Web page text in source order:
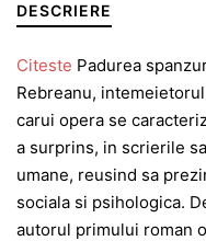
DESCRIERE
Citeste Padurea
Rebreanu,
carui opera se
a surprins, in scrierile
umane, reusind sa
sociala si psihologica.
autorul primului roman